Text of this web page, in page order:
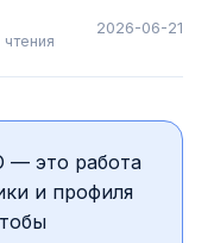
2026-06-21
— это работа
и профиля